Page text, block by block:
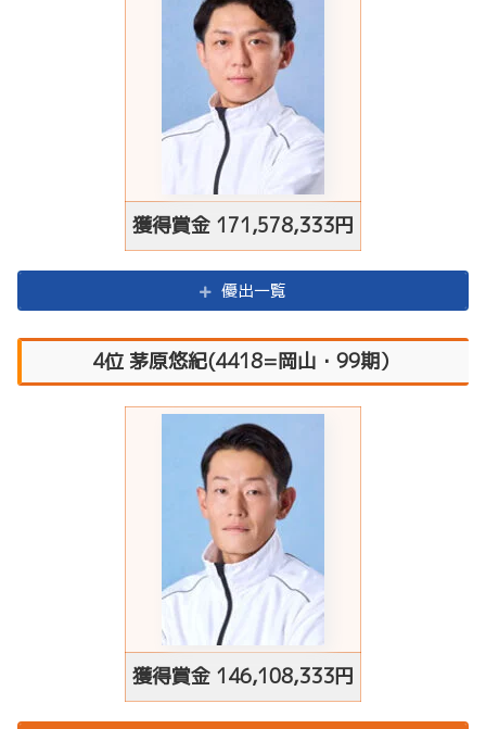
獲得賞金 171,578,333円
優出一覧
4位 茅原悠紀(4418=岡山・99期）
獲得賞金 146,108,333円